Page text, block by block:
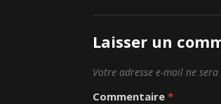
Laisser un
Votre adresse e-mail ne
Commentaire *